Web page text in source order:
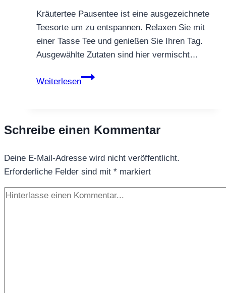
Kräutertee Pausentee ist eine ausgezeichnete
Teesorte um zu entspannen. Relaxen Sie mit
einer Tasse Tee und genießen Sie Ihren Tag.
Ausgewählte Zutaten sind hier vermischt…
Weiterlesen
Kräutertee
Schreibe einen Kommentar
Deine E-Mail-Adresse wird nicht veröffentlicht.
Erforderliche Felder sind mit * markiert